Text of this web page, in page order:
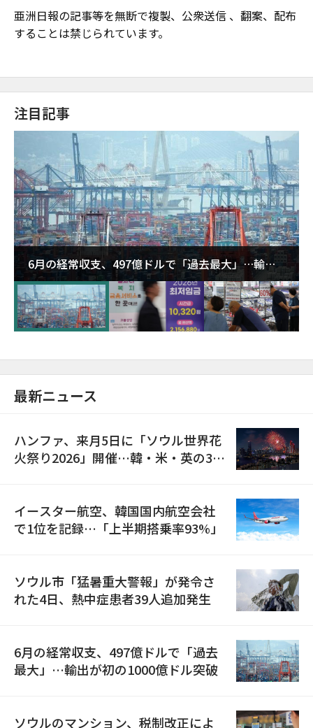
亜洲日報の記事等を無断で複製、公衆送信 、翻案、配布
することは禁じられています。
注目記事
6月の経常収支、497億ドルで「過去最大」…輸出
が初の1000億ドル突破
最新ニュース
ハンファ、来月5日に「ソウル世界花
火祭り2026」開催…韓・米・英の3カ
イースター航空、韓国国内航空会社
で1位を記録…「上半期搭乗率93%」
ソウル市「猛暑重大警報」が発令さ
れた4日、熱中症患者39人追加発生
6月の経常収支、497億ドルで「過去
最大」…輸出が初の1000億ドル突破
ソウルのマンション、税制改正によ